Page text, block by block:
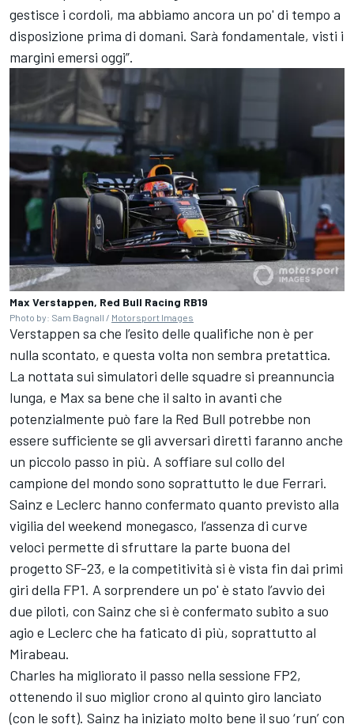
gestisce i cordoli, ma abbiamo ancora un po' di tempo a
disposizione prima di domani. Sarà fondamentale, visti i
margini emersi oggi”.
Max Verstappen, Red Bull Racing RB19
Photo by: Sam Bagnall / Motorsport Images
Verstappen sa che l’esito delle qualifiche non è per
nulla scontato, e questa volta non sembra pretattica.
La nottata sui simulatori delle squadre si preannuncia
lunga, e Max sa bene che il salto in avanti che
potenzialmente può fare la Red Bull potrebbe non
essere sufficiente se gli avversari diretti faranno anche
un piccolo passo in più. A soffiare sul collo del
campione del mondo sono soprattutto le due Ferrari.
Sainz e Leclerc hanno confermato quanto previsto alla
vigilia del weekend monegasco, l’assenza di curve
veloci permette di sfruttare la parte buona del
progetto SF-23, e la competitività si è vista fin dai primi
giri della FP1. A sorprendere un po' è stato l’avvio dei
due piloti, con Sainz che si è confermato subito a suo
agio e Leclerc che ha faticato di più, soprattutto al
Mirabeau.
Charles ha migliorato il passo nella sessione FP2,
ottenendo il suo miglior crono al quinto giro lanciato
(con le soft). Sainz ha iniziato molto bene il suo ‘run’ con